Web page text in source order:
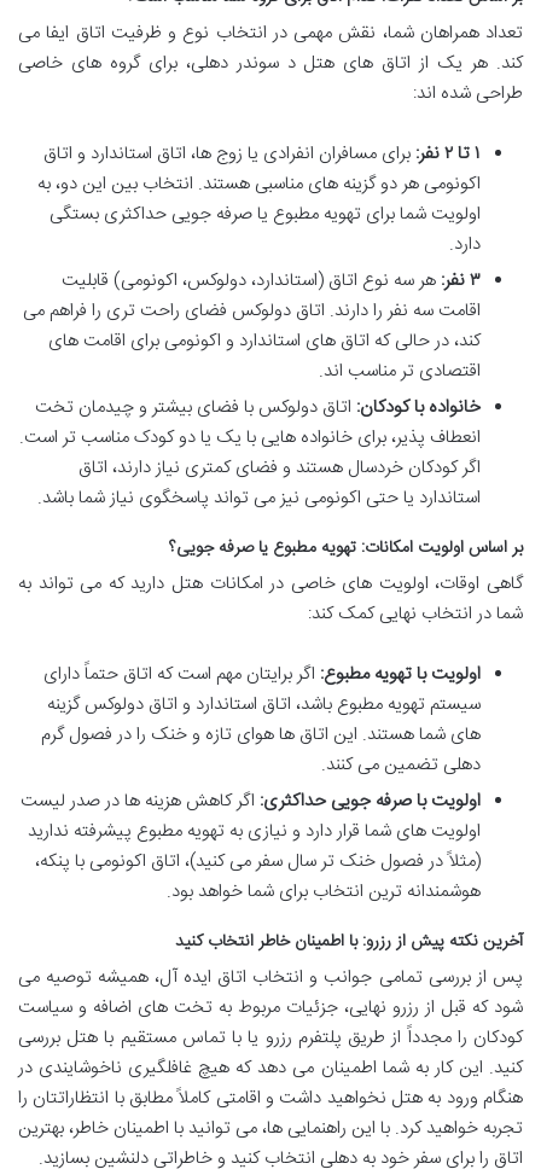
تعداد همراهان شما، نقش مهمی در انتخاب نوع و ظرفیت اتاق ایفا می
کند. هر یک از اتاق های هتل د سوندر دهلی، برای گروه های خاصی
طراحی شده اند:
۱ تا ۲ نفر:
برای مسافران انفرادی یا زوج ها، اتاق استاندارد و اتاق
اکونومی هر دو گزینه های مناسبی هستند. انتخاب بین این دو، به
اولویت شما برای تهویه مطبوع یا صرفه جویی حداکثری بستگی
دارد.
۳ نفر:
هر سه نوع اتاق (استاندارد، دولوکس، اکونومی) قابلیت
اقامت سه نفر را دارند. اتاق دولوکس فضای راحت تری را فراهم می
کند، در حالی که اتاق های استاندارد و اکونومی برای اقامت های
اقتصادی تر مناسب اند.
خانواده با کودکان: اتاق دولوکس با فضای بیشتر و چیدمان تخت
انعطاف پذیر، برای خانواده هایی با یک یا دو کودک مناسب تر است.
اگر کودکان خردسال هستند و فضای کمتری نیاز دارند، اتاق
استاندارد یا حتی اکونومی نیز می تواند پاسخگوی نیاز شما باشد.
بر اساس اولویت امکانات: تهویه مطبوع یا صرفه جویی؟
گاهی اوقات، اولویت های خاصی در امکانات هتل دارید که می تواند به
شما در انتخاب نهایی کمک کند:
اولویت با تهویه مطبوع: اگر برایتان مهم است که اتاق حتماً دارای
سیستم تهویه مطبوع باشد، اتاق استاندارد و اتاق دولوکس گزینه
های شما هستند. این اتاق ها هوای تازه و خنک را در فصول گرم
دهلی تضمین می کنند.
اولویت با صرفه جویی حداکثری: اگر کاهش هزینه ها در صدر لیست
اولویت های شما قرار دارد و نیازی به تهویه مطبوع پیشرفته ندارید
(مثلاً در فصول خنک تر سال سفر می کنید)، اتاق اکونومی با پنکه،
هوشمندانه ترین انتخاب برای شما خواهد بود.
آخرین نکته پیش از رزرو: با اطمینان خاطر انتخاب کنید
پس از بررسی تمامی جوانب و انتخاب اتاق ایده آل، همیشه توصیه می
شود که قبل از رزرو نهایی، جزئیات مربوط به تخت های اضافه و سیاست
کودکان را مجدداً از طریق پلتفرم رزرو یا با تماس مستقیم با هتل بررسی
کنید. این کار به شما اطمینان می دهد که هیچ غافلگیری ناخوشایندی در
هنگام ورود به هتل نخواهید داشت و اقامتی کاملاً مطابق با انتظاراتتان را
تجربه خواهید کرد. با این راهنمایی ها، می توانید با اطمینان خاطر، بهترین
اتاق را برای سفر خود به دهلی انتخاب کنید و خاطراتی دلنشین بسازید.